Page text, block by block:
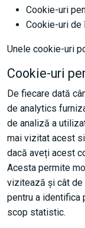
Cookie-uri
Cookie-uri de
Unele cookie-uri
Cookie-uri
De fiecare dată
de analytics
de analiză a
mai vizitat acest
dacă aveți acest
Acesta permite
vizitează și cât
pentru a identifica
scop statistic.